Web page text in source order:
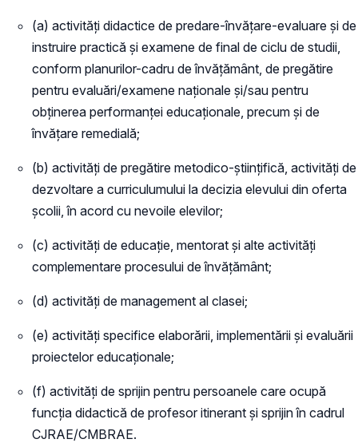
(a) activităţi didactice de predare-învăţare-evaluare şi de
instruire practică şi examene de final de ciclu de studii,
conform planurilor-cadru de învăţământ, de pregătire
pentru evaluări/examene naţionale şi/sau pentru
obţinerea performanţei educaţionale, precum şi de
învăţare remedială;
(b) activităţi de pregătire metodico-ştiinţifică, activităţi de
dezvoltare a curriculumului la decizia elevului din oferta
şcolii, în acord cu nevoile elevilor;
(c) activităţi de educaţie, mentorat şi alte activităţi
complementare procesului de învăţământ;
(d) activităţi de management al clasei;
(e) activităţi specifice elaborării, implementării şi evaluării
proiectelor educaţionale;
(f) activităţi de sprijin pentru persoanele care ocupă
funcţia didactică de profesor itinerant şi sprijin în cadrul
CJRAE/CMBRAE.